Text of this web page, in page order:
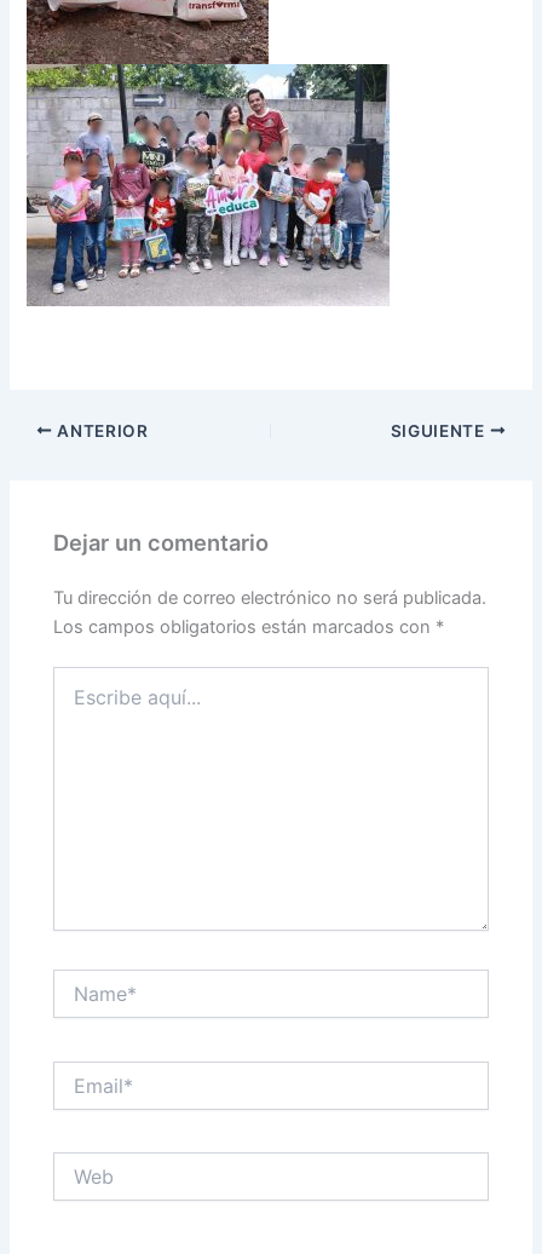
ANTERIOR SIGUIENTE
Dejar un comentario
Tu dirección de correo electrónico no será publicada.
Los campos obligatorios están marcados con *
aquí...